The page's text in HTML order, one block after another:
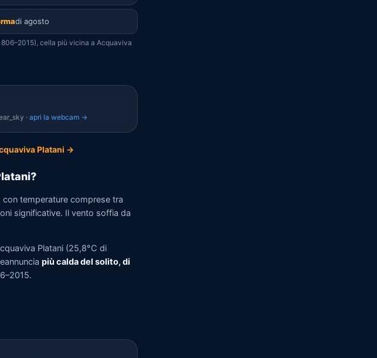
di agosto
cella più vicina a Acquaviva
· apri la webcam →
Platani →
con temperature comprese tra
significative. Il vento soffia da
Platani (25,8°C di
più calda del solito, di